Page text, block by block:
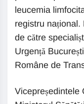
leucemia
registru național.
de către
Urgență
Române de
Vicepreședintele